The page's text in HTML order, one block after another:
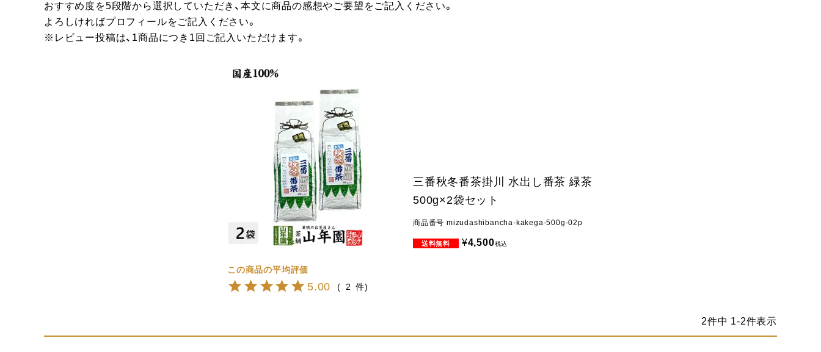
おすすめ度を5段階から選択していただき、本文に商品の感想やご要望をご記入ください。
よろしければプロフィールをご記入ください。
※レビュー投稿は、1商品につき1回ご記入いただけます。
三番秋冬番茶掛川 水出し番茶 緑茶
500g×2袋セット
商品番号 mizudashibancha-kakega-500g-02p
¥4,500税込
5.00 2
2件中 1-2件表示